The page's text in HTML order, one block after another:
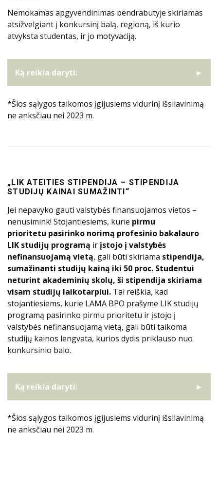
Nemokamas apgyvendinimas bendrabutyje skiriamas
atsižvelgiant į konkursinį balą, regioną, iš kurio
atvyksta studentas, ir jo motyvaciją.
Ką reikia daryti:
*Šios sąlygos taikomos įgijusiems vidurinį išsilavinimą
ne anksčiau nei 2023 m.
„LIK ATEITIES STIPENDIJA – STIPENDIJA
STUDIJŲ KAINAI SUMAŽINTI“
Jei nepavyko gauti valstybės finansuojamos vietos –
nenusimink! Stojantiesiems, kurie pirmu
prioritetu pasirinko norimą profesinio bakalauro
LIK studijų programą ir įstojo į valstybės
nefinansuojamą vietą, gali būti skiriama stipendija,
sumažinanti studijų kainą iki 50 proc. Studentui
neturint akademinių skolų, ši stipendija skiriama
visam studijų laikotarpiui. Tai reiškia, kad
stojantiesiems, kurie LAMA BPO prašyme LIK studijų
programą pasirinko pirmu prioritetu ir įstojo į
valstybės nefinansuojamą vietą, gali būti taikoma
studijų kainos lengvata, kurios dydis priklauso nuo
konkursinio balo.
Ką reikia daryti:
*Šios sąlygos taikomos įgijusiems vidurinį išsilavinimą
ne anksčiau nei 2023 m.